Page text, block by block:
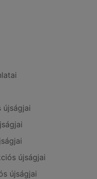
újságjai
újságjai
újságjai